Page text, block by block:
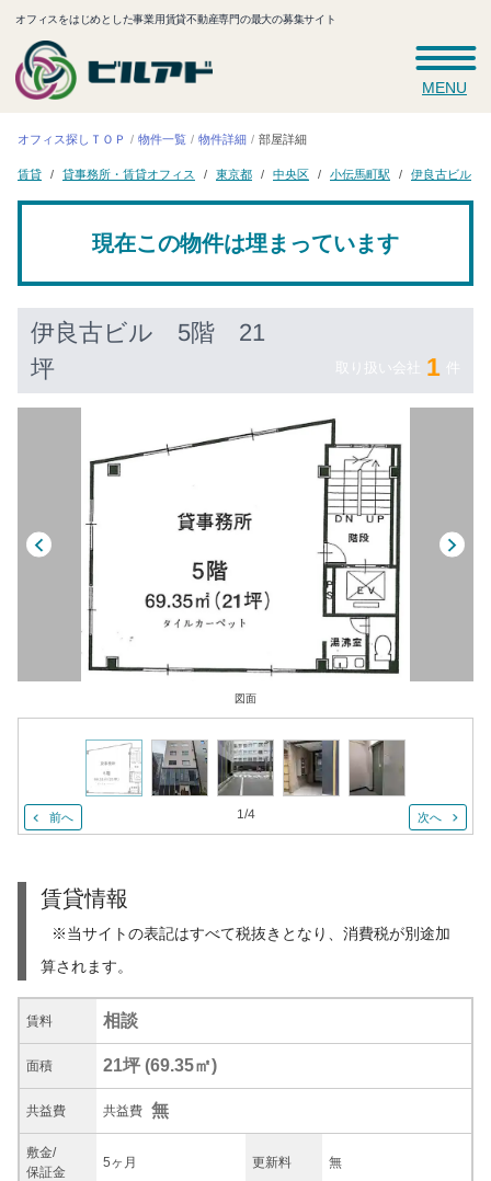
オフィスをはじめとした事業用賃貸不動産専門の最大の募集サイト
MENU
オフィス探しＴＯＰ 物件一覧 物件詳細 部屋詳細
賃貸 貸事務所・賃貸オフィス 東京都 中央区 小伝馬町駅 伊良古ビル
現在この物件は埋まっています
伊良古ビル 5階 21
坪 取り扱い会社 1 件
図面
前へ 1/4 次へ
賃貸情報
※当サイトの表記はすべて税抜きとなり、消費税が別途加
算されます。
賃料 相談
面積 21坪 (69.35㎡)
共益費 共益費 無
敷金/
保証金
5ヶ月 更新料 無